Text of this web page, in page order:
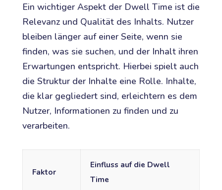
Ein wichtiger Aspekt der Dwell Time ist die
Relevanz und Qualität des Inhalts. Nutzer
bleiben länger auf einer Seite, wenn sie
finden, was sie suchen, und der Inhalt ihren
Erwartungen entspricht. Hierbei spielt auch
die Struktur der Inhalte eine Rolle. Inhalte,
die klar gegliedert sind, erleichtern es dem
Nutzer, Informationen zu finden und zu
verarbeiten.
Faktor
Einfluss auf die Dwell
Time